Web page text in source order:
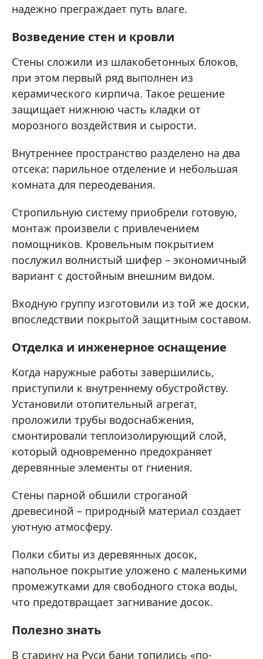
надежно преграждает путь влаге.
Возведение стен и кровли
Стены сложили из шлакобетонных блоков,
при этом первый ряд выполнен из
керамического кирпича. Такое решение
защищает нижнюю часть кладки от
морозного воздействия и сырости.
Внутреннее пространство разделено на два
отсека: парильное отделение и небольшая
комната для переодевания.
Стропильную систему приобрели готовую,
монтаж произвели с привлечением
помощников. Кровельным покрытием
послужил волнистый шифер – экономичный
вариант с достойным внешним видом.
Входную группу изготовили из той же доски,
впоследствии покрытой защитным составом.
Отделка и инженерное оснащение
Когда наружные работы завершились,
приступили к внутреннему обустройству.
Установили отопительный агрегат,
проложили трубы водоснабжения,
смонтировали теплоизолирующий слой,
который одновременно предохраняет
деревянные элементы от гниения.
Стены парной обшили строганой
древесиной – природный материал создает
уютную атмосферу.
Полки сбиты из деревянных досок,
напольное покрытие уложено с маленькими
промежутками для свободного стока воды,
что предотвращает загнивание досок.
Полезно знать
В старину на Руси бани топились «по-